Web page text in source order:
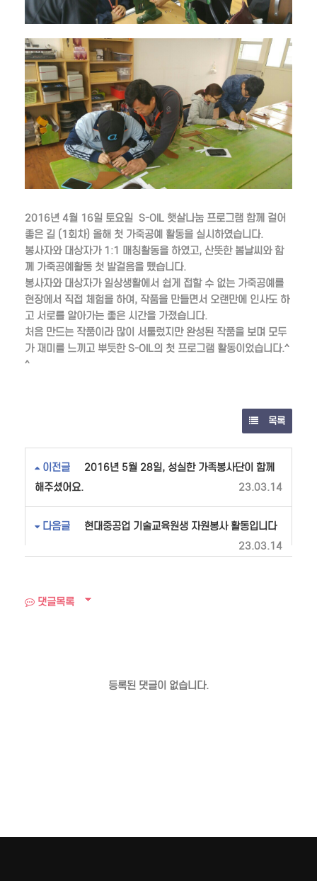
2016년 4월 16일 토요일 S-OIL 햇살나눔 프로그램 함께 걸어
좋은 길 (1회차) 올해 첫 가죽공예 활동을 실시하였습니다.
봉사자와 대상자가 1:1 매칭활동을 하였고, 산뜻한 봄날씨와 함
께 가죽공예활동 첫 발걸음을 뗐습니다.
봉사자와 대상자가 일상생활에서 쉽게 접할 수 없는 가죽공예를
현장에서 직접 체험을 하여, 작품을 만들면서 오랜만에 인사도 하
고 서로를 알아가는 좋은 시간을 가졌습니다.
처음 만드는 작품이라 많이 서툴렀지만 완성된 작품을 보며 모두
가 재미를 느끼고 뿌듯한 S-OIL의 첫 프로그램 활동이었습니다.^
^
목록
이전글
2016년 5월 28일, 성실한 가족봉사단이 함께
해주셨어요.
23.03.14
다음글
현대중공업 기술교육원생 자원봉사 활동입니다
23.03.14
댓글목록
등록된 댓글이 없습니다.